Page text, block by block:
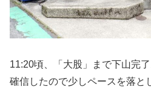
11:20頃、「大股」まで下山完
確信したので少しペースを落と